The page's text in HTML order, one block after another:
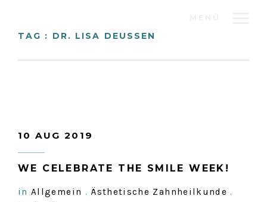
TAG : DR. LISA DEUSSEN
10 AUG 2019
WE CELEBRATE THE SMILE WEEK!
in Allgemein . Ästhetische Zahnheilkunde .